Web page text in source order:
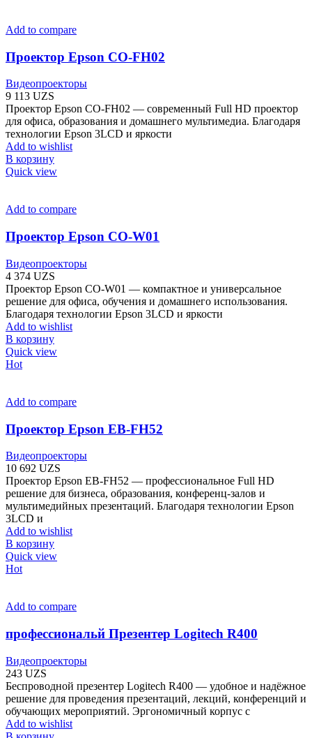
Add to compare
Проектор Epson CO-FH02
Видеопроекторы
9 113 UZS
Проектор Epson CO-FH02 — современный Full HD проектор
для офиса, образования и домашнего мультимедиа. Благодаря
технологии Epson 3LCD и яркости
Add to wishlist
В корзину
Quick view
Add to compare
Проектор Epson CO-W01
Видеопроекторы
4 374 UZS
Проектор Epson CO-W01 — компактное и универсальное
решение для офиса, обучения и домашнего использования.
Благодаря технологии Epson 3LCD и яркости
Add to wishlist
В корзину
Quick view
Hot
Add to compare
Проектор Epson EB-FH52
Видеопроекторы
10 692 UZS
Проектор Epson EB-FH52 — профессиональное Full HD
решение для бизнеса, образования, конференц-залов и
мультимедийных презентаций. Благодаря технологии Epson
3LCD и
Add to wishlist
В корзину
Quick view
Hot
Add to compare
профессиональй Презентер Logitech R400
Видеопроекторы
243 UZS
Беспроводной презентер Logitech R400 — удобное и надёжное
решение для проведения презентаций, лекций, конференций и
обучающих мероприятий. Эргономичный корпус с
Add to wishlist